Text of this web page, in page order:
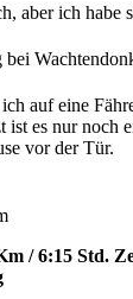
aber ich habe
auf eine
ist es nur noch
vor der Tür.
/ 6:15 Std.